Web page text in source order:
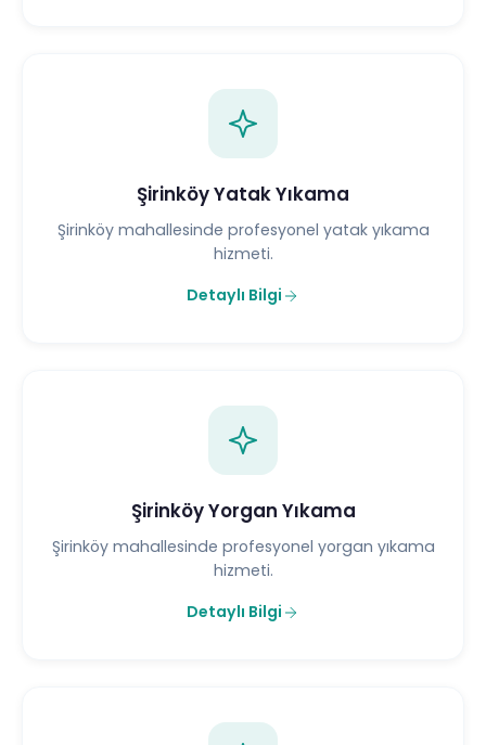
Şirinköy Yatak Yıkama
Şirinköy mahallesinde profesyonel yatak yıkama
hizmeti.
Detaylı Bilgi
Şirinköy Yorgan Yıkama
Şirinköy mahallesinde profesyonel yorgan yıkama
hizmeti.
Detaylı Bilgi